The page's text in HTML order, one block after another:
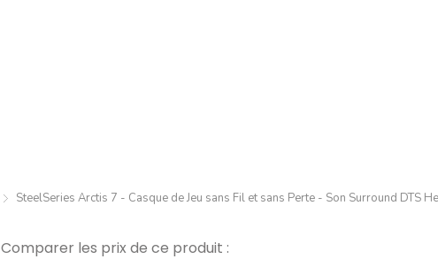
SteelSeries Arctis 7 - Casque de Jeu sans Fil et sans Perte - Son Surround DTS
Comparer les prix de ce produit :